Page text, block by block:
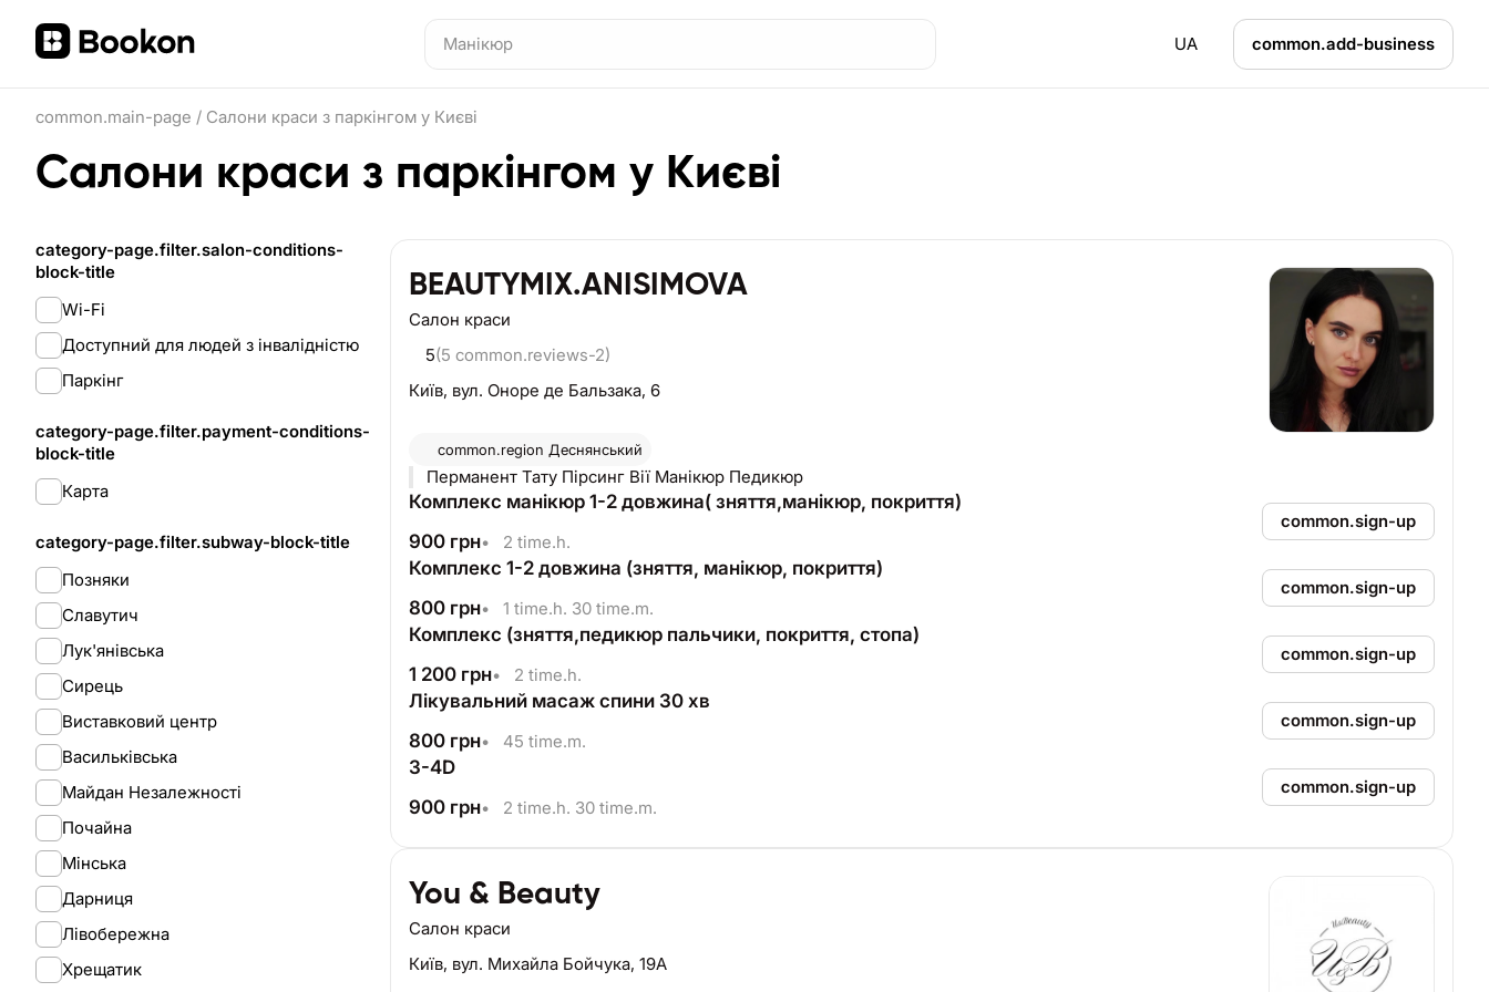
UA common.add-business
common.main-page / Салони краси з паркінгом у Києві
Салони краси з паркінгом у Києві
category-page.filter.salon-conditions-
block-title
Wi-Fi
Доступний для людей з інвалідністю
Паркінг
category-page.filter.payment-conditions-
block-title
Карта
category-page.filter.subway-block-title
Позняки
Славутич
Лук'янівська
Сирець
Виставковий центр
Васильківська
Майдан Незалежності
Почайна
Мінська
Дарниця
Лівобережна
Хрещатик
BEAUTYMIX.ANISIMOVA
Салон краси
5(5 common.reviews-2)
Київ, вул. Оноре де Бальзака, 6
common.region Деснянський
Перманент Тату Пірсинг Вії Манікюр Педикюр
Комплекс манікюр 1-2 довжина( зняття,манікюр, покриття)
900 грн• 2 time.h.
common.sign-up
Комплекс 1-2 довжина (зняття, манікюр, покриття)
800 грн• 1 time.h. 30 time.m.
common.sign-up
Комплекс (зняття,педикюр пальчики, покриття, стопа)
1 200 грн• 2 time.h.
common.sign-up
Лікувальний масаж спини 30 хв
800 грн• 45 time.m.
common.sign-up
3-4D
900 грн• 2 time.h. 30 time.m.
common.sign-up
You & Beauty
Салон краси
Київ, вул. Михайла Бойчука, 19А